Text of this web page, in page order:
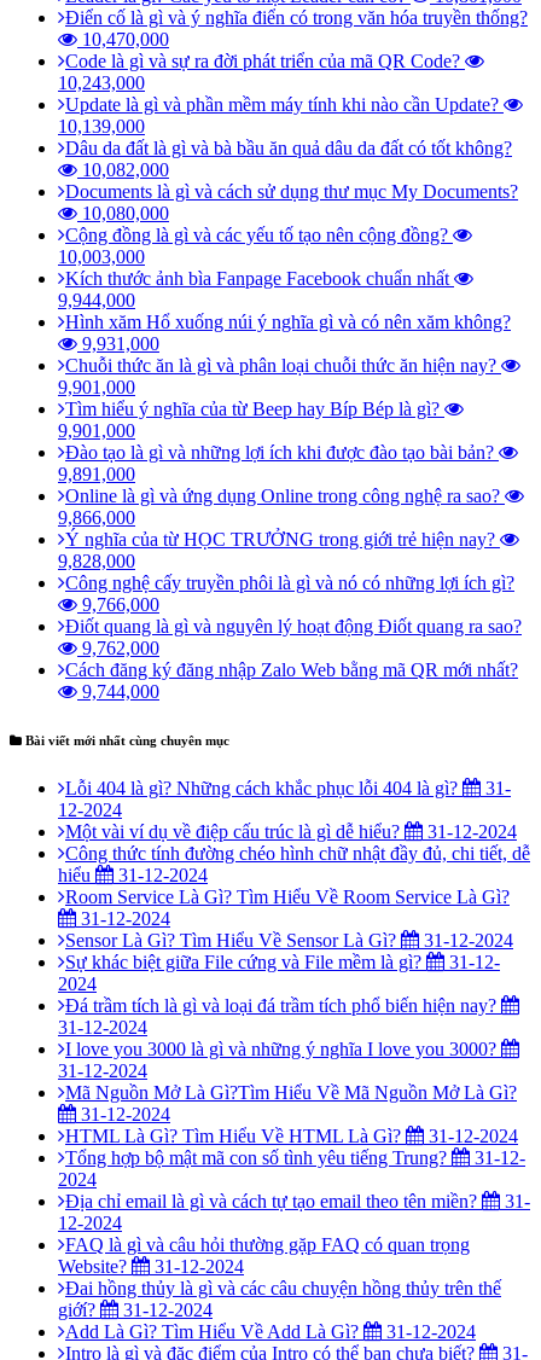
Điển cố là gì và ý nghĩa điển có trong văn hóa truyền thống?
10,470,000
Code là gì và sự ra đời phát triển của mã QR Code?
10,243,000
Update là gì và phần mềm máy tính khi nào cần Update?
10,139,000
Dâu da đất là gì và bà bầu ăn quả dâu da đất có tốt không?
10,082,000
Documents là gì và cách sử dụng thư mục My Documents?
10,080,000
Cộng đồng là gì và các yếu tố tạo nên cộng đồng?
10,003,000
Kích thước ảnh bìa Fanpage Facebook chuẩn nhất
9,944,000
Hình xăm Hổ xuống núi ý nghĩa gì và có nên xăm không?
9,931,000
Chuỗi thức ăn là gì và phân loại chuỗi thức ăn hiện nay?
9,901,000
Tìm hiểu ý nghĩa của từ Beep hay Bíp Bép là gì?
9,901,000
Đào tạo là gì và những lợi ích khi được đào tạo bài bản?
9,891,000
Online là gì và ứng dụng Online trong công nghệ ra sao?
9,866,000
Ý nghĩa của từ HỌC TRƯỞNG trong giới trẻ hiện nay?
9,828,000
Công nghệ cấy truyền phôi là gì và nó có những lợi ích gì?
9,766,000
Điốt quang là gì và nguyên lý hoạt động Điốt quang ra sao?
9,762,000
Cách đăng ký đăng nhập Zalo Web bằng mã QR mới nhất?
9,744,000
Bài viết mới nhất cùng chuyên mục
Lỗi 404 là gì? Những cách khắc phục lỗi 404 là gì?
31-
12-2024
Một vài ví dụ về điệp cấu trúc là gì dễ hiểu?
31-12-2024
Công thức tính đường chéo hình chữ nhật đầy đủ, chi tiết, dễ
hiểu
31-12-2024
Room Service Là Gì? Tìm Hiểu Về Room Service Là Gì?
31-12-2024
Sensor Là Gì? Tìm Hiểu Về Sensor Là Gì?
31-12-2024
Sự khác biệt giữa File cứng và File mềm là gì?
31-12-
2024
Đá trầm tích là gì và loại đá trầm tích phổ biến hiện nay?
31-12-2024
I love you 3000 là gì và những ý nghĩa I love you 3000?
31-12-2024
Mã Nguồn Mở Là Gì?Tìm Hiểu Về Mã Nguồn Mở Là Gì?
31-12-2024
HTML Là Gì? Tìm Hiểu Về HTML Là Gì?
31-12-2024
Tổng hợp bộ mật mã con số tình yêu tiếng Trung?
31-12-
2024
Địa chỉ email là gì và cách tự tạo email theo tên miền?
31-
12-2024
FAQ là gì và câu hỏi thường gặp FAQ có quan trọng
Website?
31-12-2024
Đai hồng thủy là gì và các câu chuyện hồng thủy trên thế
giớí?
31-12-2024
Add Là Gì? Tìm Hiểu Về Add Là Gì?
31-12-2024
Intro là gì và đặc điểm của Intro có thể bạn chưa biết?
31-